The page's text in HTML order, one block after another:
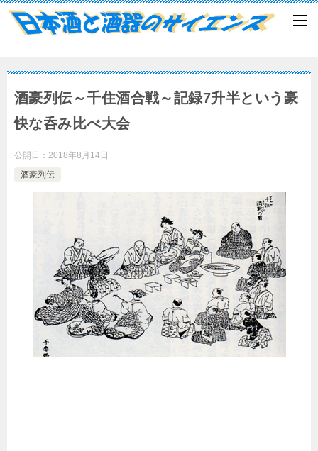
酒豪列伝～千住酒合戦～記録7升半という豪
快な呑み比べ大会
公開日： 2018年8月14日
酒豪列伝